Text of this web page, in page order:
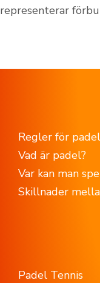
representerar
Regler för padel
Vad är padel?
Var kan man
Skillnader
Padel Tennis